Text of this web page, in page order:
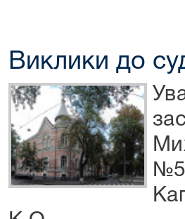
Виклики до